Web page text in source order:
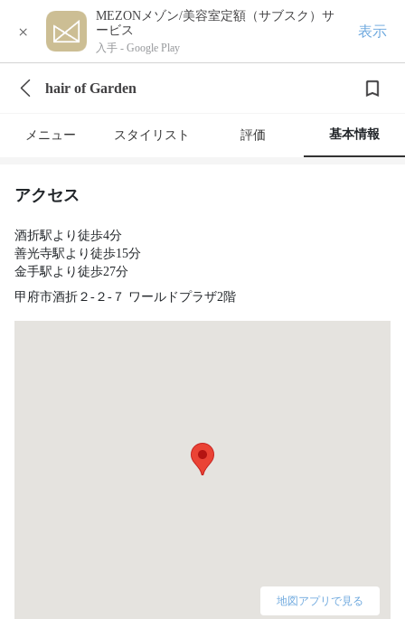
×
MEZONメゾン/美容室定額（サブスク）サ
ービス
入手 - Google Play
表示
hair of Garden
メニュー スタイリスト 評価 基本情報
アクセス
酒折駅より徒歩4分
善光寺駅より徒歩15分
金手駅より徒歩27分
甲府市酒折２‐２‐７ ワールドプラザ2階
地図アプリで見る